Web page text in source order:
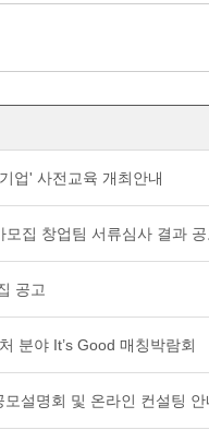
업' 사전교육 개최안내
모집 창업팀 서류심사 결과 공
공고
분야 It’s Good 매칭박람회
설명회 및 온라인 컨설팅 안